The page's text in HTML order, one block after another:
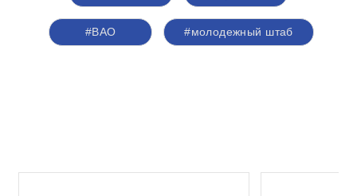
#ВАО #молодежный штаб